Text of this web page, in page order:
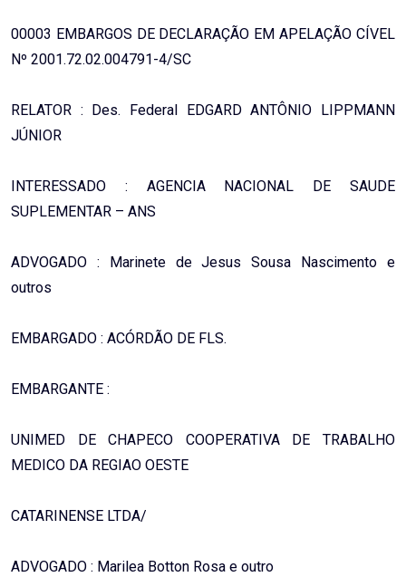
00003 EMBARGOS DE DECLARAÇÃO EM APELAÇÃO CÍVEL
Nº 2001.72.02.004791-4/SC
RELATOR : Des. Federal EDGARD ANTÔNIO LIPPMANN
JÚNIOR
INTERESSADO : AGENCIA NACIONAL DE SAUDE
SUPLEMENTAR – ANS
ADVOGADO : Marinete de Jesus Sousa Nascimento e
outros
EMBARGADO : ACÓRDÃO DE FLS.
EMBARGANTE :
UNIMED DE CHAPECO COOPERATIVA DE TRABALHO
MEDICO DA REGIAO OESTE
CATARINENSE LTDA/
ADVOGADO : Marilea Botton Rosa e outro